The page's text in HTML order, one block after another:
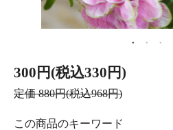
300円(税込330円)
定価 880円(税込968円)
この商品のキーワード